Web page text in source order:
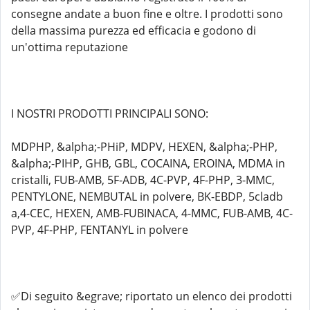
consegne andate a buon fine e oltre. I prodotti sono
della massima purezza ed efficacia e godono di
un'ottima reputazione
I NOSTRI PRODOTTI PRINCIPALI SONO:
MDPHP, &alpha;-PHiP, MDPV, HEXEN, &alpha;-PHP,
&alpha;-PIHP, GHB, GBL, COCAINA, EROINA, MDMA in
cristalli, FUB-AMB, 5F-ADB, 4C-PVP, 4F-PHP, 3-MMC,
PENTYLONE, NEMBUTAL in polvere, BK-EBDP, 5cladb
a,4-CEC, HEXEN, AMB-FUBINACA, 4-MMC, FUB-AMB, 4C-
PVP, 4F-PHP, FENTANYL in polvere
✅Di seguito &egrave; riportato un elenco dei prodotti